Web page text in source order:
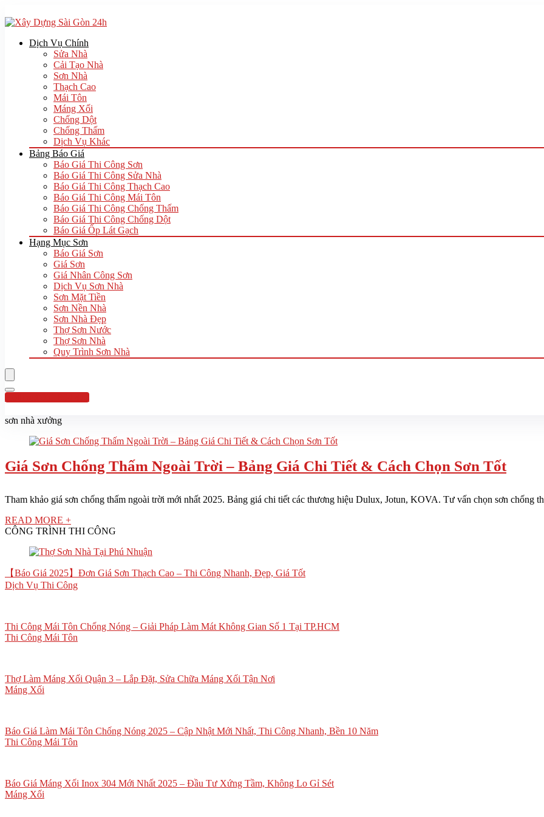
Dịch Vụ Chính
Sửa Nhà
Cải Tạo Nhà
Sơn Nhà
Thạch Cao
Mái Tôn
Máng Xối
Chống Dột
Chống Thấm
Dịch Vụ Khác
Bảng Báo Giá
Báo Giá Thi Công Sơn
Báo Giá Thi Công Sửa Nhà
Báo Giá Thi Công Thạch Cao
Báo Giá Thi Công Mái Tôn
Báo Giá Thi Công Chống Thấm
Báo Giá Thi Công Chống Dột
Báo Giá Ốp Lát Gạch
Hạng Mục Sơn
Báo Giá Sơn
Giá Sơn
Giá Nhân Công Sơn
Dịch Vụ Sơn Nhà
Sơn Mặt Tiền
Sơn Nền Nhà
Sơn Nhà Đẹp
Thợ Sơn Nước
Thợ Sơn Nhà
Quy Trình Sơn Nhà
Hotline:0961 894 472
sơn nhà xưởng
Giá Sơn Chống Thấm Ngoài Trời – Bảng Giá Chi Tiết & Cách Chọn Sơn Tốt
Tham khảo giá sơn chống thấm ngoài trời mới nhất 2025. Bảng giá chi tiết các thương hiệu Dulux, Jotun, KOVA. Tư vấn chọn sơn chống
READ MORE +
CÔNG TRÌNH THI CÔNG
【Báo Giá 2025】Đơn Giá Sơn Thạch Cao – Thi Công Nhanh, Đẹp, Giá Tốt
Dịch Vụ Thi Công
Thi Công Mái Tôn Chống Nóng – Giải Pháp Làm Mát Không Gian Số 1 Tại TP.HCM
Thi Công Mái Tôn
Thợ Làm Máng Xối Quận 3 – Lắp Đặt, Sửa Chữa Máng Xối Tận Nơi
Máng Xối
Báo Giá Làm Mái Tôn Chống Nóng 2025 – Cập Nhật Mới Nhất, Thi Công Nhanh, Bền 10 Năm
Thi Công Mái Tôn
Báo Giá Máng Xối Inox 304 Mới Nhất 2025 – Đầu Tư Xứng Tầm, Không Lo Gỉ Sét
Máng Xối